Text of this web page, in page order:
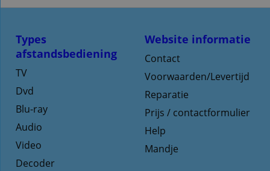
Website informatie
Contact
Voorwaarden/Levertijd
Reparatie
Prijs / contactformulier
Help
Mandje
Types
afstandsbediening
TV
Dvd
Blu-ray
Audio
Video
Decoder